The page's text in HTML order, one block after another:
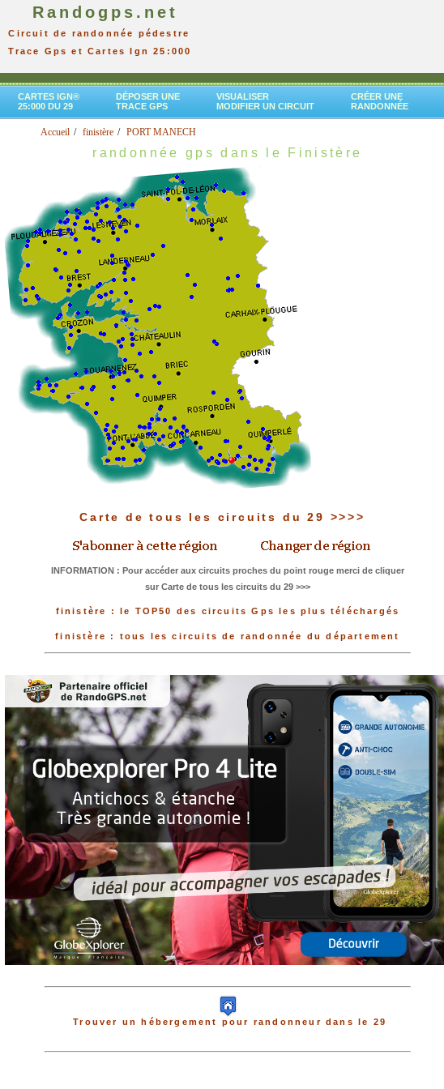
Randogps.net
Circuit de randonnée pédestre
Trace Gps et Cartes Ign 25:000
CARTES IGN®
25:000 DU 29
DÉPOSER UNE
TRACE GPS
VISUALISER
MODIFIER UN CIRCUIT
CRÉER UNE
RANDONNÉE
Accueil finistère PORT MANECH
randonnée gps dans le Finistère
Carte de tous les circuits du 29 >>>>
INFORMATION : Pour accéder aux circuits proches du point rouge merci de cliquer
sur Carte de tous les circuits du 29 >>>
finistère : le TOP50 des circuits Gps les plus téléchargés
finistère : tous les circuits de randonnée du département
Trouver un hébergement pour randonneur dans le 29